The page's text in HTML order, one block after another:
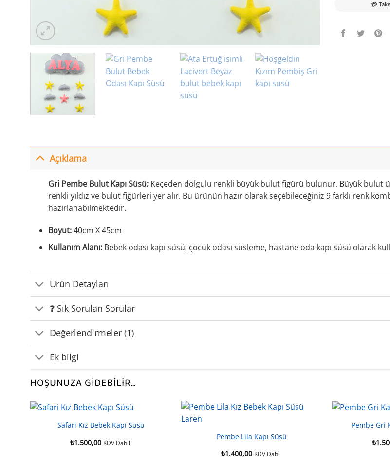
💳
Açıklama
Gri Pembe Bulut Kapı Süsü;Keçeden dolgulu renkli büyük bulut figürü bulunur. Büyük bulut
renkli yıldız ve bulut figürleri yer alır. Bu ürünün hazır olarak seçebileceğiniz 9 farklı renk
hazırlanabilmektedir.
Boyut:40cm X 45cm
Kullanım Alanı:Bebek odası kapı süsü, çocuk odası süsleme, hastane oda kapı süsü olarak
Ürün Detayları
❓ Sık Sorulan Sorular
Değerlendirmeler (1)
Ek bilgi
HOŞUNUZA GIDEBILIR…
Safari Kız Bebek Kapı Süsü
₺1.500,00 KDV Dahil
Pembe Lila Kapı Süsü
₺1.400,00 KDV Dahil
Pembe Gri
₺